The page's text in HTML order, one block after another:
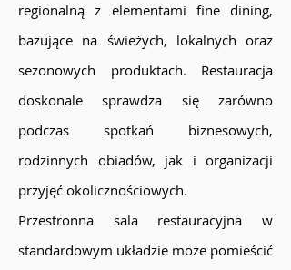
regionalną z elementami fine dining,
bazujące na świeżych, lokalnych oraz
sezonowych produktach. Restauracja
doskonale sprawdza się zarówno
podczas spotkań biznesowych,
rodzinnych obiadów, jak i organizacji
przyjęć okolicznościowych.
Przestronna sala restauracyjna w
standardowym układzie może pomieścić